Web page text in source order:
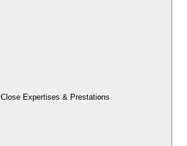
Close Expertises & Prestations